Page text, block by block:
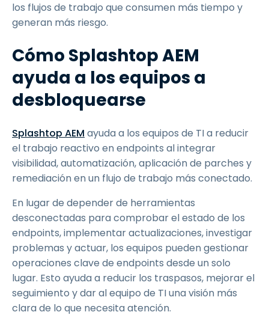
los flujos de trabajo que consumen más tiempo y
generan más riesgo.
Cómo Splashtop AEM
ayuda a los equipos a
desbloquearse
Splashtop AEM ayuda a los equipos de TI a reducir
el trabajo reactivo en endpoints al integrar
visibilidad, automatización, aplicación de parches y
remediación en un flujo de trabajo más conectado.
En lugar de depender de herramientas
desconectadas para comprobar el estado de los
endpoints, implementar actualizaciones, investigar
problemas y actuar, los equipos pueden gestionar
operaciones clave de endpoints desde un solo
lugar. Esto ayuda a reducir los traspasos, mejorar el
seguimiento y dar al equipo de TI una visión más
clara de lo que necesita atención.